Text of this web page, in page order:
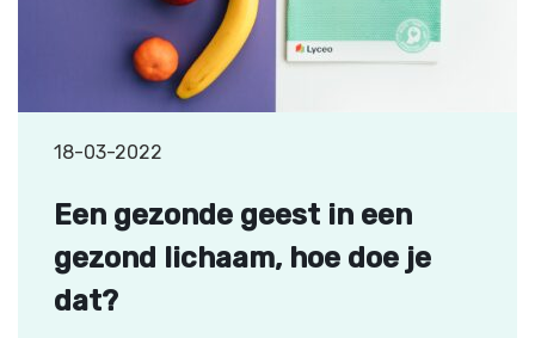
18-03-2022
Een gezonde geest in een
gezond lichaam, hoe doe je
dat?